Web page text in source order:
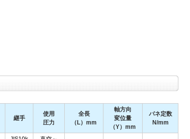
継手
使用
圧力
全長
（L）mm
軸方向
変位量
（Y）mm
バネ定数
N/mm